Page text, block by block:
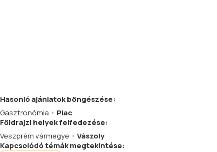
Hasonlóajánlatokböngészése:
Gasztronómia
Piac
Földrajzi helyek felfedezése:
Veszprém vármegye
Vászoly
Kapcsolódó témák megtekintése: